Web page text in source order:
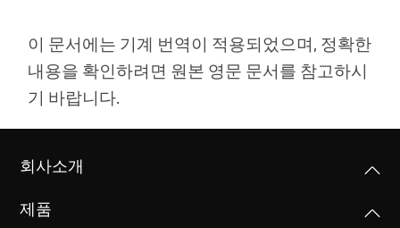
이 문서에는 기계 번역이 적용되었으며, 정확한
내용을 확인하려면 원본 영문 문서를 참고하시
기 바랍니다.
회사소개
제품